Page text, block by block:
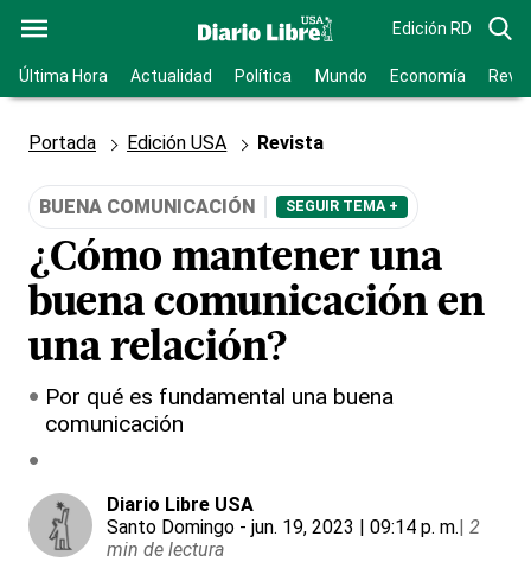
Edición RD
Última Hora Actualidad Política Mundo Economía
Portada Edición USA Revista
BUENA COMUNICACIÓN SEGUIR TEMA +
¿Cómo mantener una
buena comunicación en
una relación?
Por qué es fundamental una buena
comunicación
Diario Libre USA
Santo Domingo - jun. 19, 2023 | 09:14 p. m.| 2
min de lectura